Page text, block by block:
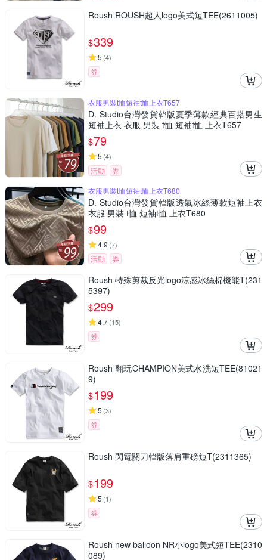
Roush ROUSH超人logo美式短TEE(2611005)
$339
5 (4)
券
衣服男裝t恤短袖t恤上衣T657
D. Studio台灣發貨韓版夏季薄款經典百搭男生
短袖上衣 衣服 男裝 t恤 短袖t恤 上衣T657
$79
5 (4)
活動
券
衣服男裝t恤短袖t恤上衣T680
D. Studio台灣發貨韓版透氣冰絲薄款短袖上衣
衣服 男裝 t恤 短袖t恤 上衣T680
$99
4.9 (7)
活動 券
Roush 特殊剪裁反光logo涼感冰絲棉機能T(231
5397)
$299
4.7(15)
券
Roush 翻玩CHAMPION美式水洗短TEE(81021
9)
$199
5 (3)
券
Roush 閃電關刀韓版落肩重磅短T(2311365)
$199
5 (1)
券
Roush new balloon NR小logo美式短TEE(2310
089)